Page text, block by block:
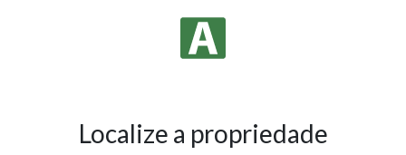
Localize a propriedade